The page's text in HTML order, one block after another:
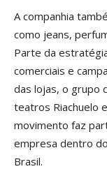
A companhia
como jeans,
Parte da
comerciais e
das lojas, o grupo
teatros Riachuelo
movimento faz
empresa dentro
Brasil.